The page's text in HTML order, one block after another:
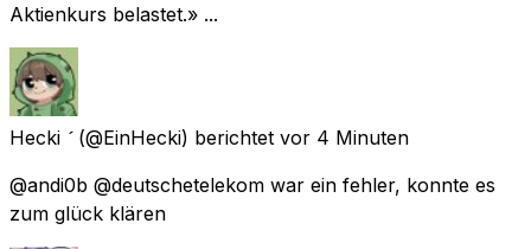
Aktienkurs belastet.» ...
Hecki  (@EinHecki) berichtet vor 4 Minuten
@andi0b @deutschetelekom war ein fehler, konnte es
zum glück klären